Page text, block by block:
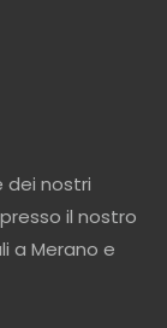
dei nostri
il nostro
a Merano e